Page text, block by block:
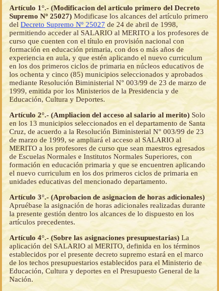
Artículo 1°.- (Modificacion del articulo primero del Decreto
Supremo Nº 25027) Modificase los alcances del artículo primero
del Decreto Supremo Nº 25027 de 24 de abril de 1998,
permitiendo acceder al SALARIO al MERITO a los profesores de
curso que cuenten con el título en provisión nacional con
formación en educación primaria, con dos o más años de
experiencia en aula, y que estén aplicando el nuevo curriculum
en los dos primeros ciclos de primaria en núcleos educativos de
los ochenta y cinco (85) municipios seleccionados y aprobados
mediante Resolución Biministerial N° 003/99 de 23 de marzo de
1999, emitida por los Ministerios de la Presidencia y de
Educación, Cultura y Deportes.
Artículo 2°.- (Ampliacion del acceso al salario al merito) Solo
en los 13 municipios seleccionados en el departamento de Santa
Cruz, de acuerdo a la Resolución Biministerial N° 003/99 de 23
de marzo de 1999, se ampliará el acceso al SALARIO al
MERITO a los profesores de curso que sean maestros egresados
de Escuelas Normales e Institutos Normales Superiores, con
formación en educación primaria y que se encuentren aplicando
el nuevo curriculum en los dos primeros ciclos de primaria en
unidades educativas del mencionado departamento.
Artículo 3°.- (Aprobacion de asignacion de horas adicionales)
Apruébase la asignación de horas adicionales realizadas durante
la presente gestión dentro los alcances de lo dispuesto en los
artículos precedentes.
Artículo 4°.- (Sobre las asignaciones presupuestarias) La
aplicación del SALARIO al MERITO, definida en los términos
establecidos por el presente decreto supremo estará en el marco
de los techos presupuestarios establecidos para el Ministerio de
Educación, Cultura y deportes en el Presupuesto General de la
Nación.